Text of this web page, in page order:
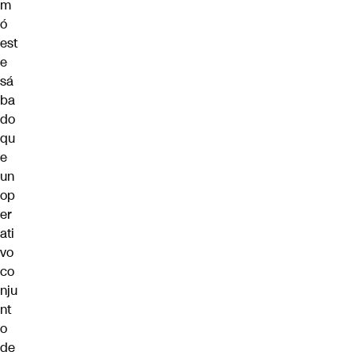
m
ó
est
e
sá
ba
do
qu
e
un
op
er
ati
vo
co
nju
nt
o
de